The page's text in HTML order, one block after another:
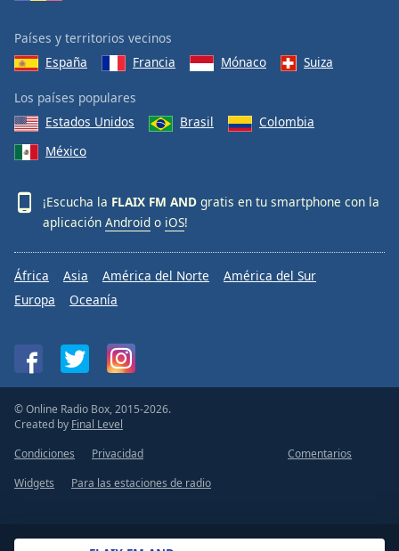
Países y territorios vecinos
España
Francia Mónaco Suiza
Los países populares
Estados Unidos
Brasil
Colombia
México
¡Escucha la FLAIX FM AND gratis en tu smartphone con la
aplicación Android o iOS!
África Asia América del Norte
América del Sur
Europa
Oceanía
© Online Radio Box, 2015-2026.
Created by Final Level
Condiciones
Privacidad
Comentarios
Widgets
Para las estaciones de radio